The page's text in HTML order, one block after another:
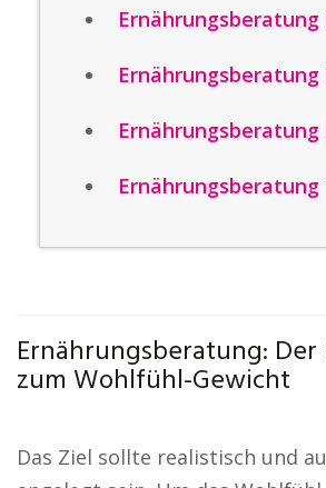
Ernährungsberatung
Ernährungsberatung
Ernährungsberatung
Ernährungsberatung: Der
zum Wohlfühl-Gewicht
Das Ziel sollte realistisch und